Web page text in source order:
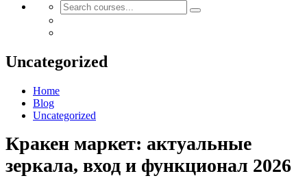
Uncategorized
Home
Blog
Uncategorized
Кракен маркет: актуальные
зеркала, вход и функционал 2026